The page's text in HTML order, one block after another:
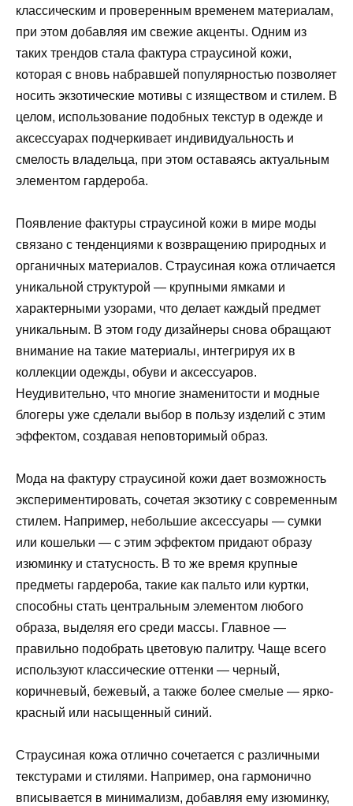
классическим и проверенным временем материалам,
при этом добавляя им свежие акценты. Одним из
таких трендов стала фактура страусиной кожи,
которая с вновь набравшей популярностью позволяет
носить экзотические мотивы с изяществом и стилем. В
целом, использование подобных текстур в одежде и
аксессуарах подчеркивает индивидуальность и
смелость владельца, при этом оставаясь актуальным
элементом гардероба.
Появление фактуры страусиной кожи в мире моды
связано с тенденциями к возвращению природных и
органичных материалов. Страусиная кожа отличается
уникальной структурой — крупными ямками и
характерными узорами, что делает каждый предмет
уникальным. В этом году дизайнеры снова обращают
внимание на такие материалы, интегрируя их в
коллекции одежды, обуви и аксессуаров.
Неудивительно, что многие знаменитости и модные
блогеры уже сделали выбор в пользу изделий с этим
эффектом, создавая неповторимый образ.
Мода на фактуру страусиной кожи дает возможность
экспериментировать, сочетая экзотику с современным
стилем. Например, небольшие аксессуары — сумки
или кошельки — с этим эффектом придают образу
изюминку и статусность. В то же время крупные
предметы гардероба, такие как пальто или куртки,
способны стать центральным элементом любого
образа, выделяя его среди массы. Главное —
правильно подобрать цветовую палитру. Чаще всего
используют классические оттенки — черный,
коричневый, бежевый, а также более смелые — ярко-
красный или насыщенный синий.
Страусиная кожа отлично сочетается с различными
текстурами и стилями. Например, она гармонично
вписывается в минимализм, добавляя ему изюминку,